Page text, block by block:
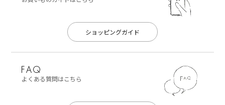
ショッピングガイド
よくある質問はこちら